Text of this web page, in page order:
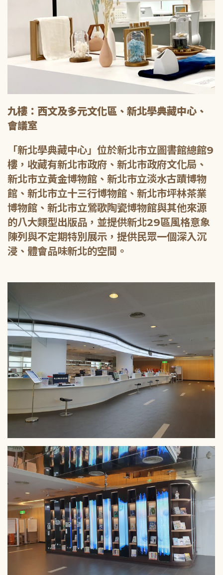
九樓：西文及多元文化區、新北學典藏中心、
會議室
「新北學典藏中心」位於新北市立圖書館總館9
樓，收藏有新北市政府、新北市政府文化局、
新北市立黃金博物館、新北市立淡水古蹟博物
館、新北市立十三行博物館、新北市坪林茶業
博物館、新北市立鶯歌陶瓷博物館與其他來源
的八大類型出版品，並提供新北29區風格意象
陳列與不定期特別展示，提供民眾一個深入沉
浸、體會品味新北的空間。